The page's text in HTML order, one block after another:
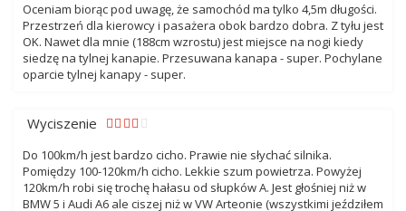
Oceniam biorąc pod uwagę, że samochód ma tylko 4,5m długości.
Przestrzeń dla kierowcy i pasażera obok bardzo dobra. Z tyłu jest
OK. Nawet dla mnie (188cm wzrostu) jest miejsce na nogi kiedy
siedzę na tylnej kanapie. Przesuwana kanapa - super. Pochylane
oparcie tylnej kanapy - super.
Wyciszenie
Do 100km/h jest bardzo cicho. Prawie nie słychać silnika.
Pomiędzy 100-120km/h cicho. Lekkie szum powietrza. Powyżej
120km/h robi się trochę hałasu od słupków A. Jest głośniej niż w
BMW 5 i Audi A6 ale ciszej niż w VW Arteonie (wszystkimi jeździłem